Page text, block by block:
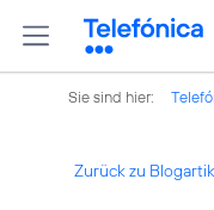
Sie sind hier:
Zurück zu